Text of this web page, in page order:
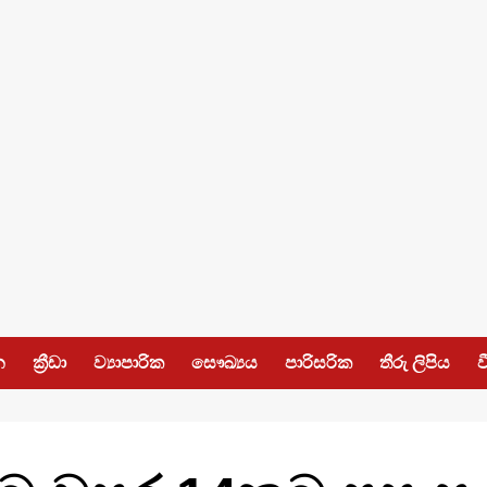
ක්‍රීඩා ව්‍යාපාරික සෞඛ්‍යය පාරිසරික තීරු ලිපිය